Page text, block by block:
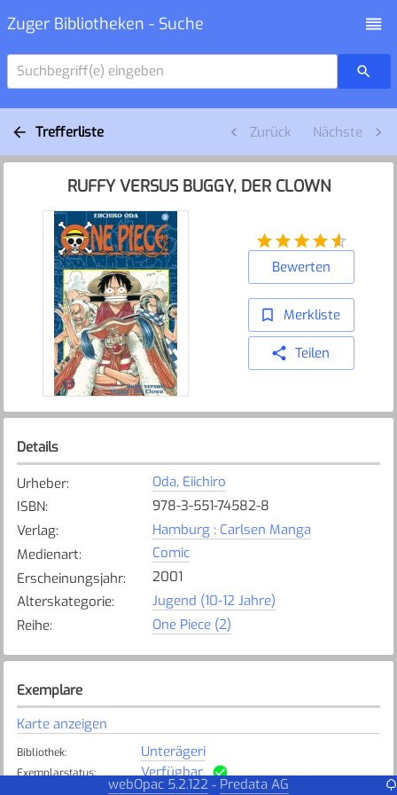
Zuger Bibliotheken - Suche
Suchbegriff(e) eingeben
Trefferliste Zurück Nächste
RUFFY VERSUS BUGGY, DER CLOWN
Bewerten
Merkliste
Teilen
Details
Urheber:
Oda, Eiichiro
ISBN:
978-3-551-74582-8
Verlag:
Hamburg : Carlsen Manga
Medienart:
Comic
Erscheinungsjahr:
2001
Alterskategorie:
Jugend (10-12 Jahre)
Reihe: One Piece (2)
Exemplare
Karte anzeigen
Bibliothek: Unterägeri
Exemplarstatus: Verfügbar
webOpac 5.2.122 - Predata AG